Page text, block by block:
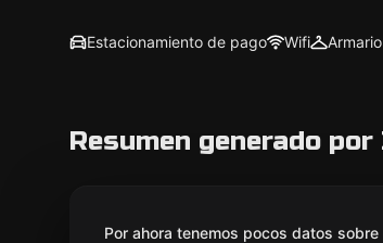
Estacionamiento de pago Wifi Armario
Resumen generado por
Por ahora tenemos pocos datos